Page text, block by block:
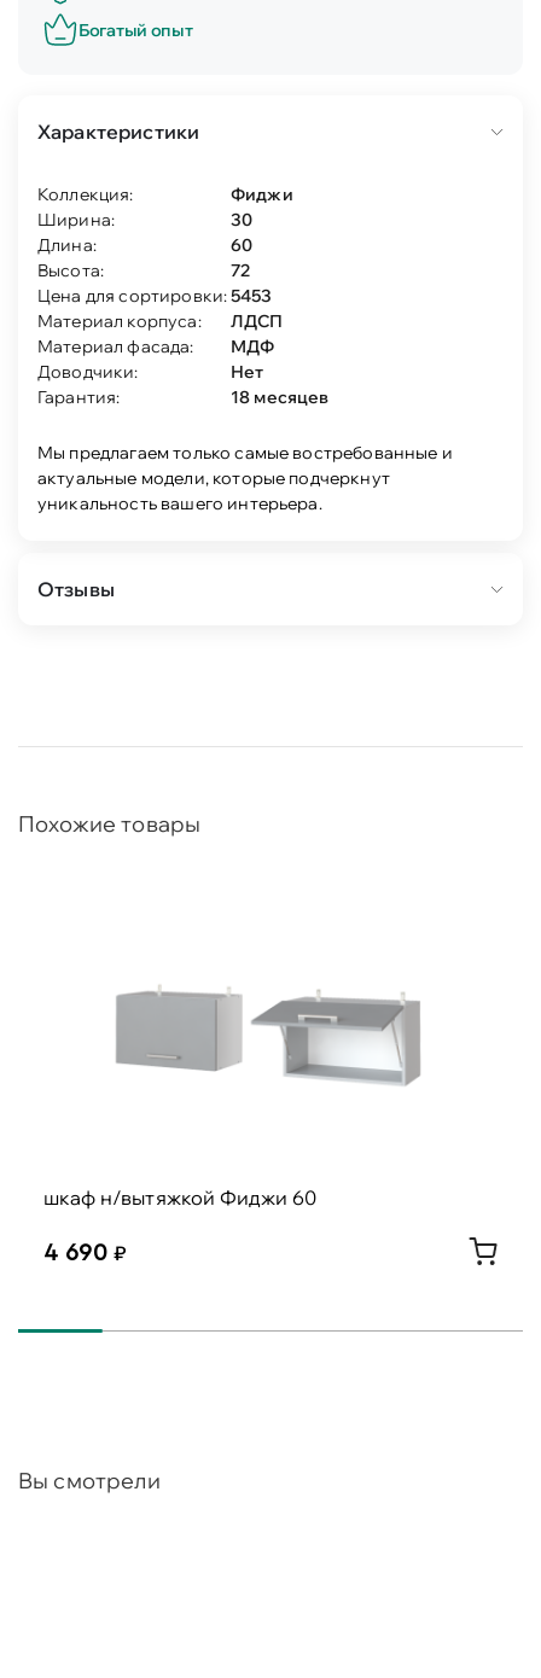
Богатый опыт
Характеристики
Коллекция:
Фиджи
Ширина:
30
Длина:
60
Высота:
72
Цена для сортировки:5453
Материал корпуса:
ЛДСП
Материал фасада:
МДФ
Доводчики:
Нет
Гарантия:
18 месяцев
Мы предлагаем только самые востребованные и
актуальные модели, которые подчеркнут
уникальность вашего интерьера.
Отзывы
Похожие товары
шкаф н/вытяжкой Фиджи 60
4 690
Вы смотрели